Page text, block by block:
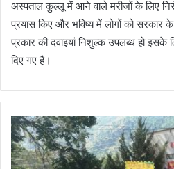
अस्पताल कुल्लू में आने वाले मरीजों के लिए
प्रयास किए और भविष्य में लोगों को सरकार के
प्रकार की दवाइयां निशुल्क उपलब्ध हो इसके
दिए गए हैं।